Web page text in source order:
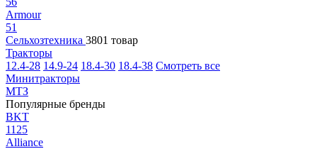
Armour
51
Сельхозтехника 3801 товар
Тракторы
12.4-28 14.9-24 18.4-30 18.4-38 Смотреть все
Минитракторы
МТЗ
Популярные бренды
BKT
1125
Alliance